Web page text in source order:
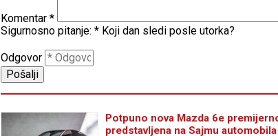
Komentar *
Sigurnosno pitanje: * Koji dan sledi posle utorka?
Odgovor
Potpuno nova Mazda 6e
predstavljena na Sajmu